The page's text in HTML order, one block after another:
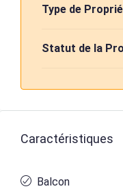
Type de
Statut de la
Caractéristiques
Balcon